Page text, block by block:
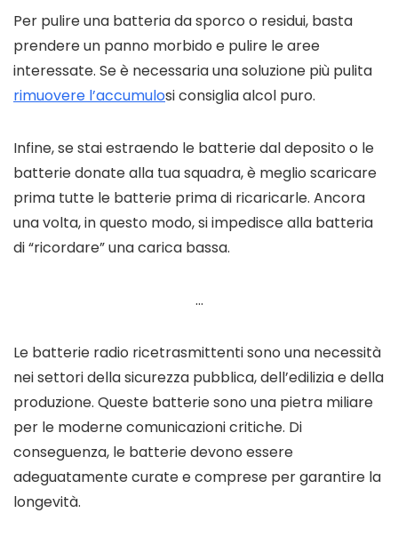
Per pulire una batteria da sporco o residui, basta
prendere un panno morbido e pulire le aree
interessate. Se è necessaria una soluzione più pulita
rimuovere l’accumulosi consiglia alcol puro.
Infine, se stai estraendo le batterie dal deposito o le
batterie donate alla tua squadra, è meglio scaricare
prima tutte le batterie prima di ricaricarle. Ancora
una volta, in questo modo, si impedisce alla batteria
di “ricordare” una carica bassa.
…
Le batterie radio ricetrasmittenti sono una necessità
nei settori della sicurezza pubblica, dell’edilizia e della
produzione. Queste batterie sono una pietra miliare
per le moderne comunicazioni critiche. Di
conseguenza, le batterie devono essere
adeguatamente curate e comprese per garantire la
longevità.